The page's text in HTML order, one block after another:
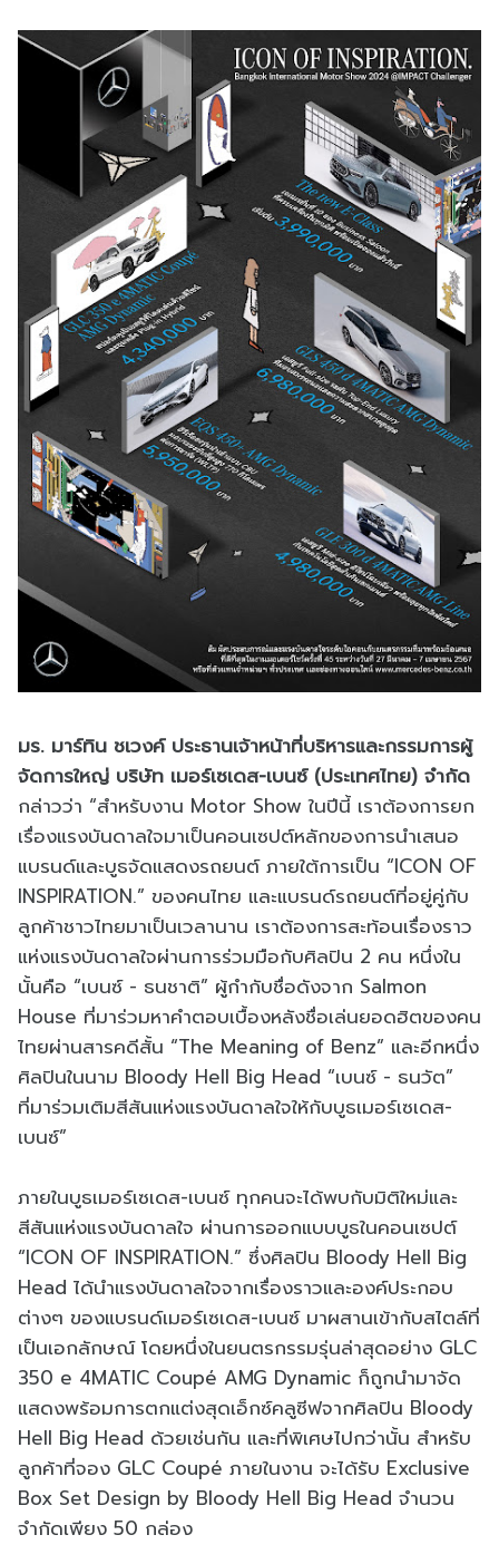
มร. มาร์ทิน ชเวงค์ ประธานเจ้าหน้าที่บริหารและกรรมการผู้
จัดการใหญ่ บริษัท เมอร์เซเดส-เบนซ์ (ประเทศไทย) จำกัด
กล่าวว่า “สำหรับงาน Motor Show ในปีนี้ เราต้องการยก
เรื่องแรงบันดาลใจมาเป็นคอนเซปต์หลักของการนำเสนอ
แบรนด์และบูธจัดแสดงรถยนต์ ภายใต้การเป็น “ICON OF
INSPIRATION.” ของคนไทย และแบรนด์รถยนต์ที่อยู่คู่กับ
ลูกค้าชาวไทยมาเป็นเวลานาน เราต้องการสะท้อนเรื่องราว
แห่งแรงบันดาลใจผ่านการร่วมมือกับศิลปิน 2 คน หนึ่งใน
นั้นคือ “เบนซ์ - ธนชาติ” ผู้กำกับชื่อดังจาก Salmon
House ที่มาร่วมหาคำตอบเบื้องหลังชื่อเล่นยอดฮิตของคน
ไทยผ่านสารคดีสั้น “The Meaning of Benz” และอีกหนึ่ง
ศิลปินในนาม Bloody Hell Big Head “เบนซ์ - ธนวัต”
ที่มาร่วมเติมสีสันแห่งแรงบันดาลใจให้กับบูธเมอร์เซเดส-
เบนซ์”
ภายในบูธเมอร์เซเดส-เบนซ์ ทุกคนจะได้พบกับมิติใหม่และ
สีสันแห่งแรงบันดาลใจ ผ่านการออกแบบบูธในคอนเซปต์
“ICON OF INSPIRATION.” ซึ่งศิลปิน Bloody Hell Big
Head ได้นำแรงบันดาลใจจากเรื่องราวและองค์ประกอบ
ต่างๆ ของแบรนด์เมอร์เซเดส-เบนซ์ มาผสานเข้ากับสไตล์ที่
เป็นเอกลักษณ์ โดยหนึ่งในยนตรกรรมรุ่นล่าสุดอย่าง GLC
350 e 4MATIC Coupé AMG Dynamic ก็ถูกนำมาจัด
แสดงพร้อมการตกแต่งสุดเอ็กซ์คลูซีฟจากศิลปิน Bloody
Hell Big Head ด้วยเช่นกัน และที่พิเศษไปกว่านั้น สำหรับ
ลูกค้าที่จอง GLC Coupé ภายในงาน จะได้รับ Exclusive
Box Set Design by Bloody Hell Big Head จำนวน
จำกัดเพียง 50 กล่อง